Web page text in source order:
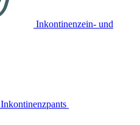
Inkontinenzein- und
Inkontinenzpants